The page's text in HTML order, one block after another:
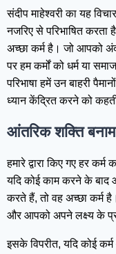
संदीप माहेश्वरी का यह
नजरिए से परिभाषित
अच्छा कर्म है। जो आपको
पर हम कर्मों को धर्म या
परिभाषा हमें उन बाहरी
ध्यान केंद्रित करने को
आंतरिक शक्ति
हमारे द्वारा किए गए हर
यदि कोई काम करने के बाद
करते हैं, तो वह अच्छा कर्म
और आपको अपने लक्ष्य के
इसके विपरीत, यदि कोई